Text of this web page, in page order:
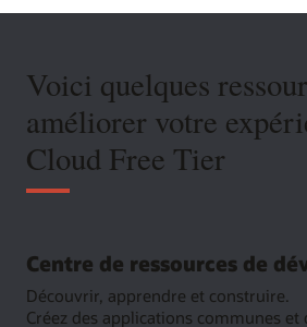
Voici quelques
améliorer votre
Cloud Free Tier
Centre de ressources de
Découvrir, apprendre et construire.
Créez des applications communes et